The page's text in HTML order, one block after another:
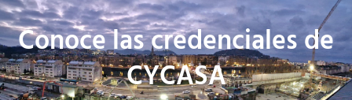
Conoce las credenciales de
CYCASA